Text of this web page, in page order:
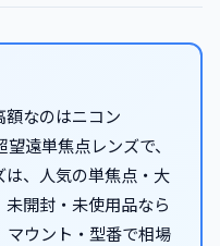
なのはニコン
遠単焦点レンズで、
は、人気の単焦点・大
開封・未使用品なら
マウント・型番で相場